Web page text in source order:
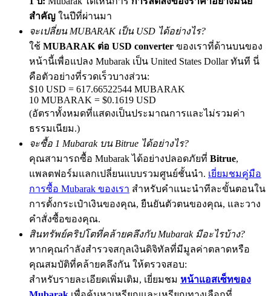
Exclusive for BitMart Users
Register & Trade to Win 500,000 USDT
Precious Metals Trading Carnival
Trade Gold & Silver · 33,333 USDT Bonus
USDT New User Exclusive 10% APR
USDT Flexible Staking | Daily Rewards
BTC New User Exclusive: 6.5% APR
BTC Flexible Staking | Daily Rewards
สำคัญ ในปีที่ผ่านมา
จะเปลี่ยน MUBARAK เป็น USD ได้อย่างไร?
ใช้ MUBARAK ต่อ USD converter ของเราที่ด้านบนของ
หน้านี้เพื่อแปลง Mubarak เป็น United States Dollar ทันที นี่
คือตัวอย่างที่รวดเร็วบางส่วน:
$10 USD = 617.66522544 MUBARAK
10 MUBARAK = $0.1619 USD
(อัตราทั้งหมดที่แสดงเป็นประมาณการและไม่รวมค่า
ธรรมเนียม.)
จะซื้อ 1 Mubarak บน Bitrue ได้อย่างไร?
คุณสามารถซื้อ Mubarak ได้อย่างปลอดภัยที่ Bitrue,
แพลตฟอร์มแลกเปลี่ยนแบบรวมศูนย์ชั้นนำ. เยี่ยมชมคู่มือ
การซื้อ Mubarak ของเรา สำหรับคำแนะนำทีละขั้นตอนใน
การตั้งกระเป๋าเงินของคุณ, ยืนยันตัวตนของคุณ, และวาง
คำสั่งซื้อของคุณ.
สินทรัพย์คริปโตที่คล้ายคลึงกับ Mubarak มีอะไรบ้าง?
หากคุณกำลังสำรวจสกุลเงินดิจิทัลที่มีมูลค่าตลาดหรือ
คุณสมบัติที่คล้ายคลึงกัน ให้ตรวจสอบ:
สำหรับรายละเอียดเพิ่มเติม, เยี่ยมชม หน้าแอสเซ็ทของ